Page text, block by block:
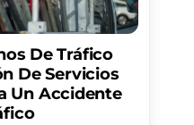
De Tráfico
De Servicios
Un Accidente